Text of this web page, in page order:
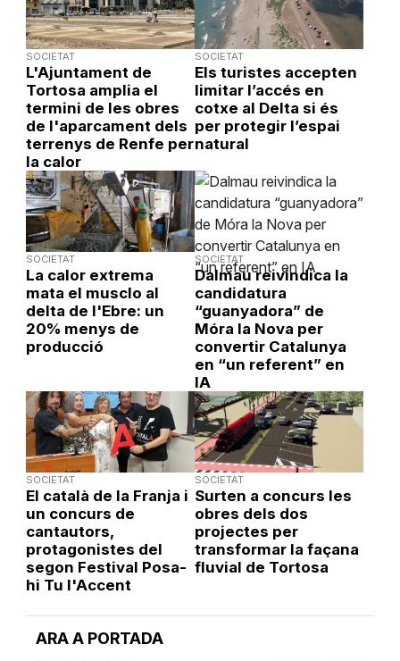
ARA A PORTADA
SOCIETAT
L'Ajuntament de
Tortosa amplia el
termini de les obres
de l'aparcament dels
terrenys de Renfe per
la calor
SOCIETAT
Els turistes accepten
limitar l’accés en
cotxe al Delta si és
per protegir l’espai
natural
SOCIETAT
La calor extrema
mata el musclo al
delta de l'Ebre: un
20% menys de
producció
SOCIETAT
Dalmau reivindica la
candidatura
“guanyadora” de
Móra la Nova per
convertir Catalunya
en “un referent” en
IA
SOCIETAT
El català de la Franja i
un concurs de
cantautors,
protagonistes del
segon Festival Posa-
hi Tu l'Accent
SOCIETAT
Surten a concurs les
obres dels dos
projectes per
transformar la façana
fluvial de Tortosa